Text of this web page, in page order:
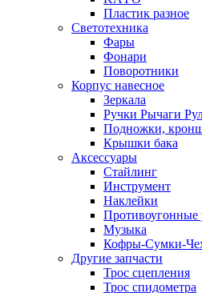
Пластик разное
Светотехника
Фары
Фонари
Поворотники
Корпус навесное
Зеркала
Ручки Рычаги
Подножки,
Крышки бака
Аксессуары
Стайлинг
Инструмент
Наклейки
Противоугонные
Музыка
Кофры-Сумки-
Другие запчасти
Трос сцепления
Трос спидометра